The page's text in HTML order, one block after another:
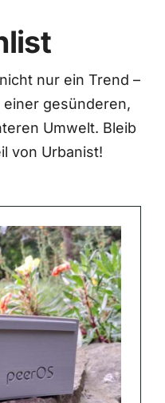
nur ein Trend –
gesünderen,
Umwelt. Bleib
von Urbanist!